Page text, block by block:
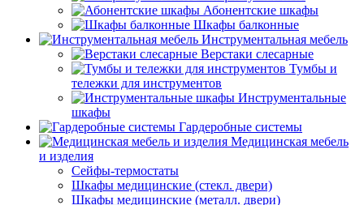
Абонентские шкафы
Шкафы балконные
Инструментальная мебель
Верстаки слесарные
Тумбы и
тележки для инструментов
Инструментальные
шкафы
Гардеробные системы
Медицинская мебель
и изделия
Сейфы-термостаты
Шкафы медицинские (стекл. двери)
Шкафы медицинские (металл. двери)